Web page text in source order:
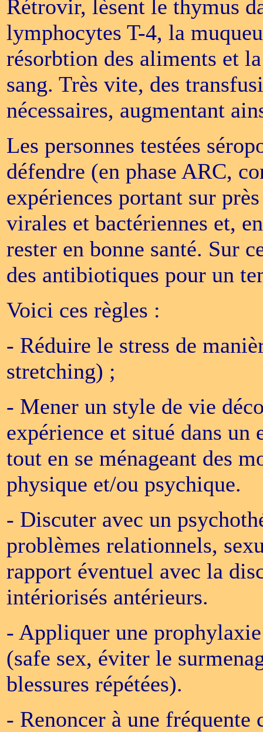
Rétrovir, lèsent le thymus
lymphocytes T-4, la
résorbtion des aliments et
sang. Très vite, des
nécessaires, augmentant
Les personnes testées
défendre (en phase ARC,
expériences portant sur
virales et bactériennes et,
rester en bonne santé. Sur
des antibiotiques pour un
Voici ces règles :
- Réduire le stress de
stretching) ;
- Mener un style de vie
expérience et situé dans
tout en se ménageant des
physique et/ou psychique.
- Discuter avec un
problèmes relationnels,
rapport éventuel avec la
intériorisés antérieurs.
- Appliquer une
(safe sex, éviter le
blessures répétées).
- Renoncer à une fréquente